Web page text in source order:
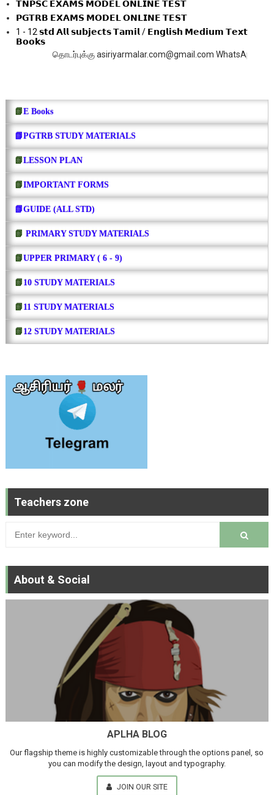
𝗧𝗡𝗣𝗦𝗖 𝗘𝗫𝗔𝗠𝗦 𝗠𝗢𝗗𝗘𝗟 𝗢𝗡𝗟𝗜𝗡𝗘 𝗧𝗘𝗦𝗧
𝗣𝗚𝗧𝗥𝗕 𝗘𝗫𝗔𝗠𝗦 𝗠𝗢𝗗𝗘𝗟 𝗢𝗡𝗟𝗜𝗡𝗘 𝗧𝗘𝗦𝗧
1 - 12 𝘀𝘁𝗱 𝗔𝗹𝗹 𝘀𝘂𝗯𝗷𝗲𝗰𝘁𝘀 𝗧𝗮𝗺𝗶𝗹 / 𝗘𝗻𝗴𝗹𝗶𝘀𝗵 𝗠𝗲𝗱𝗶𝘂𝗺 𝗧𝗲𝘅𝘁
𝗕𝗼𝗼𝗸𝘀
தொடர்புக்கு asiriyarmalar.com@gmail.com WhatsApp 8124252459
📗E Books
📗PGTRB STUDY MATERIALS
📗LESSON PLAN
📗IMPORTANT FORMS
📗GUIDE (ALL STD)
📗 PRIMARY STUDY MATERIALS
📗UPPER PRIMARY ( 6 - 9)
📗 10 STUDY MATERIALS
📗 11 STUDY MATERIALS
📗 12 STUDY MATERIALS
Teachers zone
About & Social
APLHA BLOG
Our flagship theme is highly customizable through the options panel, so
you can modify the design, layout and typography.
JOIN OUR SITE